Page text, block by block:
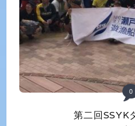
0
第二回SSYK